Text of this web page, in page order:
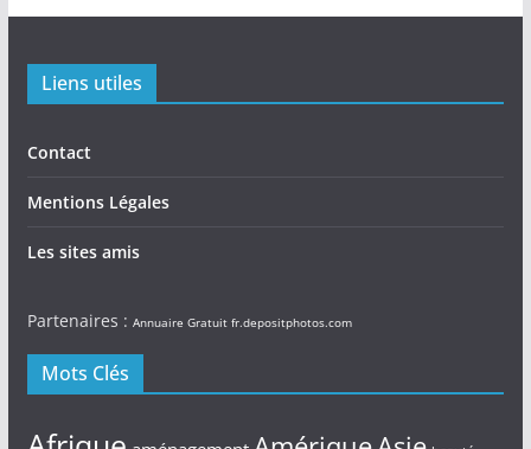
Liens utiles
Contact
Mentions Légales
Les sites amis
Partenaires : Annuaire Gratuit fr.depositphotos.com
Mots Clés